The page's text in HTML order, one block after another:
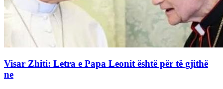
Visar Zhiti: Letra e Papa Leonit është për të gjithë
ne